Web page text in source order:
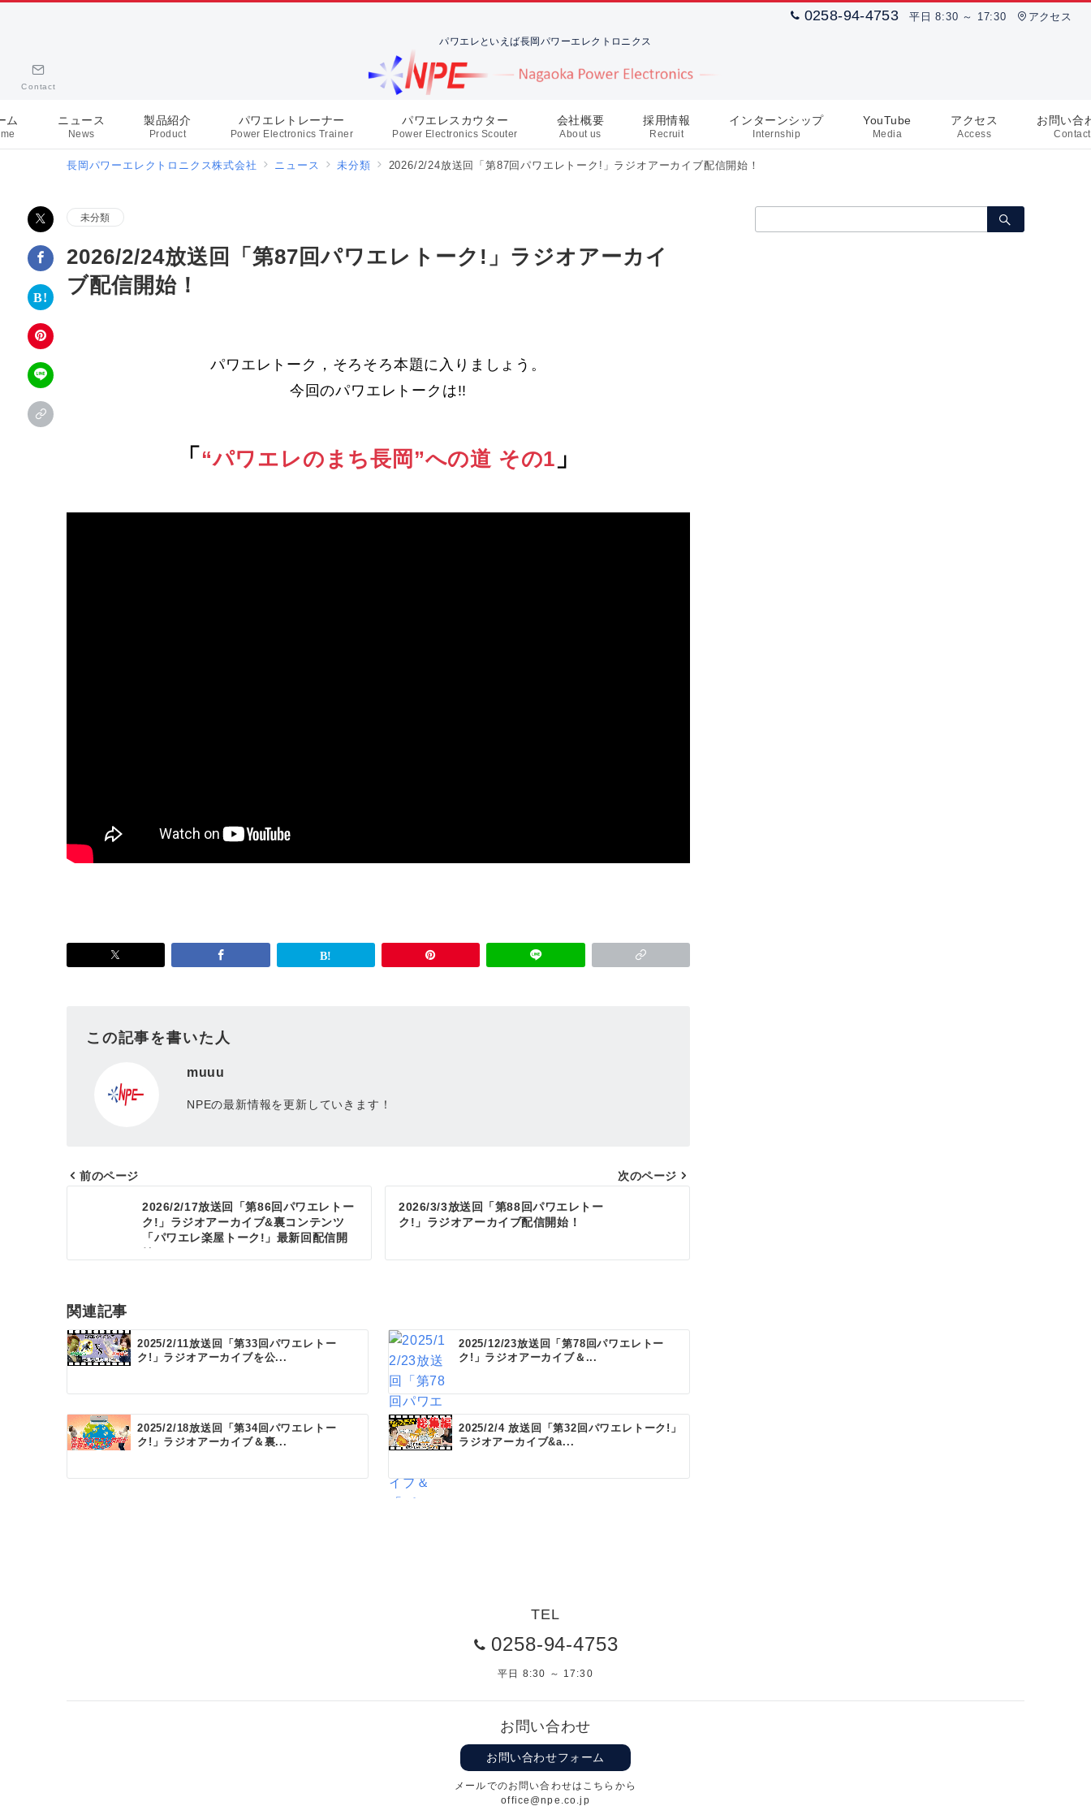
0258-94-4753 平日 8:30 ～ 17:30 アクセス
パワエレといえば長岡パワーエレクトロニクス
Contact
ム ニュース
News
製品紹介
Product
パワエレトレーナー
Power Electronics Trainer
パワエレスカウター
Power Electronics Scouter
会社概要
About us
採用情報
Recruit
インターンシップ
Internship
YouTube
Media
アクセス
Access
お問い合
Contact
長岡パワーエレクトロニクス株式会社 ニュース 未分類 2026/2/24放送回「第87回パワエレトーク!」ラジオアーカイブ配信開始！
未分類
2026/2/24放送回「第87回パワエレトーク!」ラジオアーカイ
ブ配信開始！
パワエレトーク，そろそろ本題に入りましょう。
今回のパワエレトークは!!
「 “パワエレのまち長岡”への道 その1 」
この記事を書いた人
muuu
NPEの最新情報を更新していきます！
ゲ
ー
シ
ョ
ン
前のページ
2026/2/17放送回「第86回パワエレトー
ク!」ラジオアーカイブ&裏コンテンツ
「パワエレ楽屋トーク!」最新回配信開
次のページ
2026/3/3放送回「第88回パワエレトー
ク!」ラジオアーカイブ配信開始！
関連記事
2025/2/11放送回「第33回パワエレトー
ク!」ラジオアーカイブを公...
2025/12/23放送回「第78回パワエレトー
ク!」ラジオアーカイブ＆...
2025/2/18放送回「第34回パワエレトー
ク!」ラジオアーカイブ＆裏...
2025/2/4 放送回「第32回パワエレトーク!」
ラジオアーカイブ&a...
索：
TEL
0258-94-4753
平日 8:30 ～ 17:30
お問い合わせ
お問い合わせフォーム
メールでのお問い合わせはこちらから
office@npe.co.jp